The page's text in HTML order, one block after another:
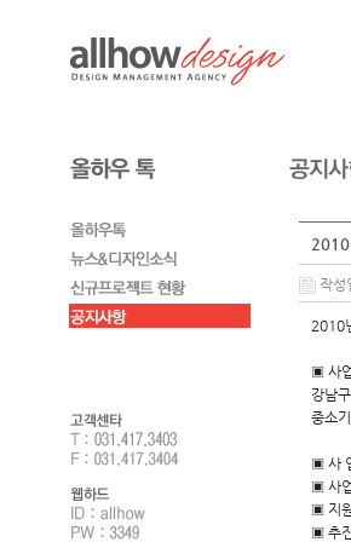
2010
작
2010
▣ 사
강남
중소
▣ 사
▣ 사
▣ 지
▣ 추